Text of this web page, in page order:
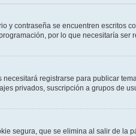
contraseña se encuentren escritos
por lo que necesitaría ser
registrarse para publicar
privados, suscripción a grupos de
segura, que se elimina al salir de la